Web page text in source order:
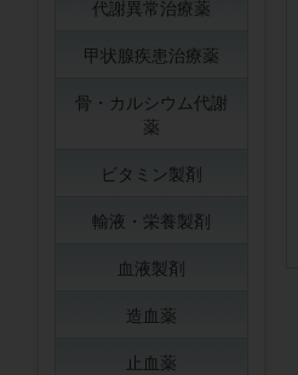
代謝異常治療薬
甲状腺疾患治療薬
骨・カルシウム代謝
薬
ビタミン製剤
輸液・栄養製剤
血液製剤
造血薬
止血薬